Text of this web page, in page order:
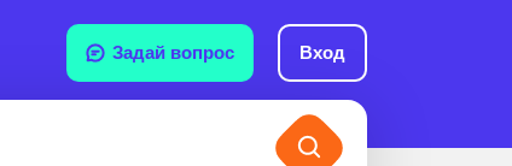
Задай вопрос Вход